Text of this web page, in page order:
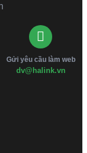
Gửi yêu cầu làm web
dv@halink.vn